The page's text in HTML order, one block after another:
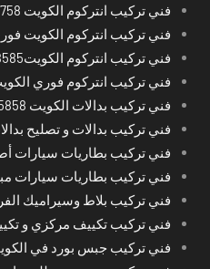
فني تركيب انتركوم الكويت 69622758 فوري
فني تركيب انتركوم الكويت
فني تركيب انتركوم الكويت66428585
فني تركيب انتركوم فوري
فني تركيب بدالات الكويت 66425858
فني تركيب بدالات و تصليح
فني تركيب بطاريات سيارات
فني تركيب بطاريات سيارات
فني تركيب بلاط وسيراميك
فني تركيب تكييف مركزي و
فني تركيب جبس بورد في